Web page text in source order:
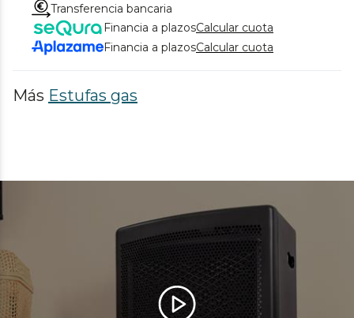
Transferencia bancaria
Financia a plazosCalcular cuota
Financia a plazosCalcular cuota
Más Estufas gas